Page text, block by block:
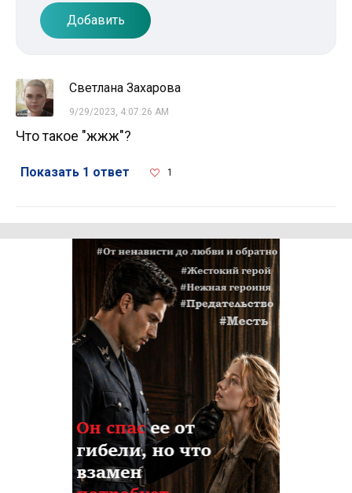
Добавить
Светлана Захарова
9/29/2023, 4:07:26 AM
Что такое "жжж"?
Показать 1 ответ 1